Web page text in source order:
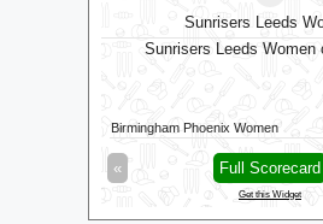
Sunrisers Leeds
Sunrisers Leeds Women
Birmingham Phoenix Women
« Full Scorecard
Get this Widget